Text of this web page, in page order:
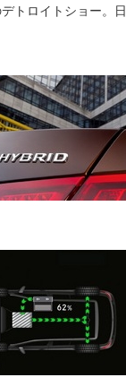
トロイトショー。日